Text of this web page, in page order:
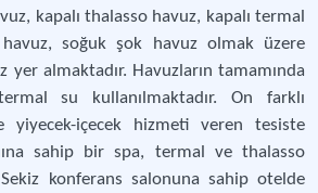
kapalı thalasso havuz, kapalı termal
soğuk şok havuz olmak üzere
yer almaktadır. Havuzların tamamında
su kullanılmaktadır. On farklı
yiyecek-içecek hizmeti veren tesiste
sahip bir spa, termal ve thalasso
konferans salonuna sahip otelde